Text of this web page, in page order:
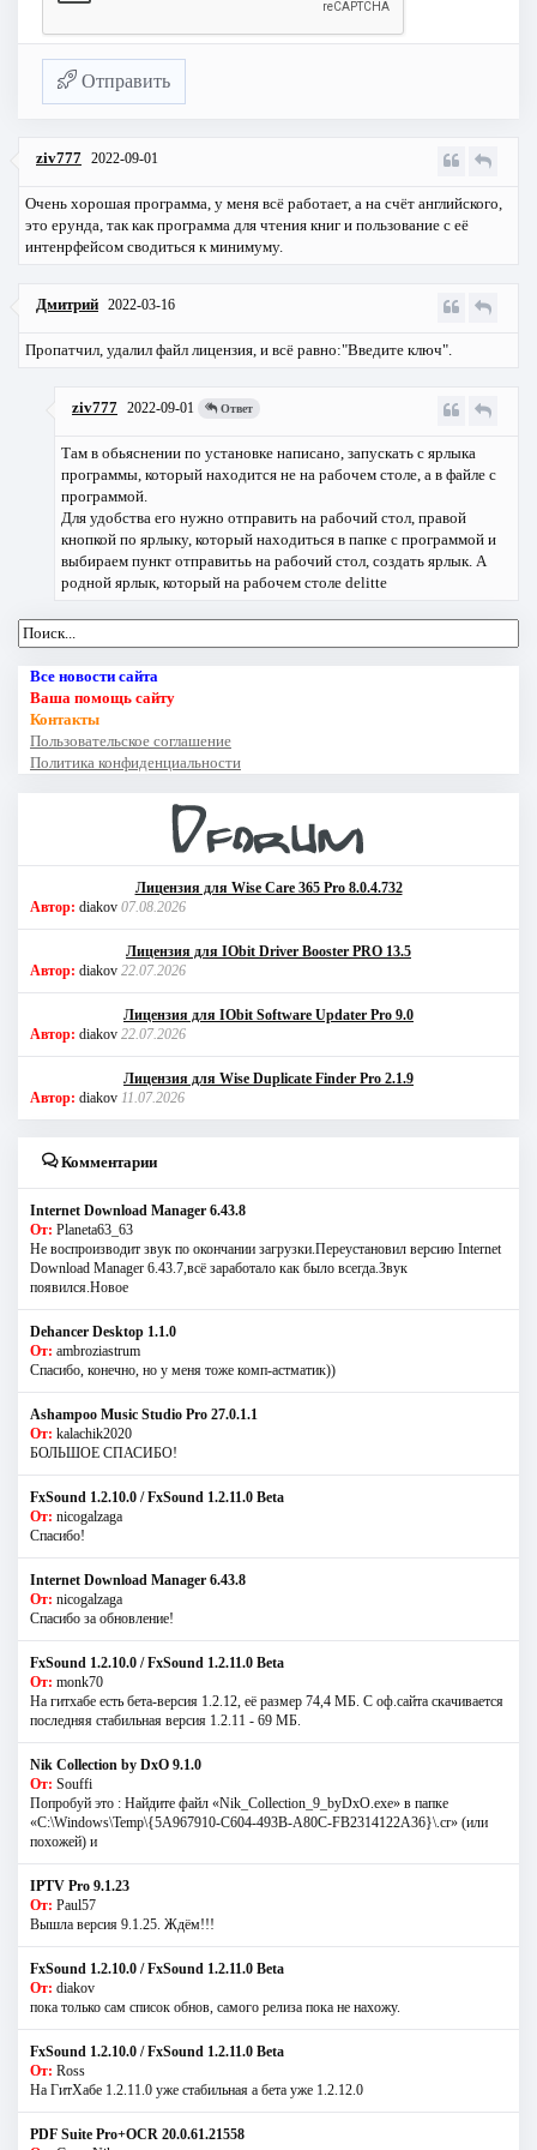
Отправить
ziv777 2022-09-01
Очень хорошая программа, у меня всё работает, а на счёт английского,
это ерунда, так как программа для чтения книг и пользование с её
интенрфейсом сводиться к минимуму.
Дмитрий 2022-03-16
Пропатчил, удалил файл лицензия, и всё равно:"Введите ключ".
ziv777 2022-09-01 Ответ
Там в обьяснении по установке написано, запускать с ярлыка
программы, который находится не на рабочем столе, а в файле с
программой.
Для удобства его нужно отправить на рабочий стол, правой
кнопкой по ярлыку, который находиться в папке с программой и
выбираем пункт отправитьь на рабочий стол, создать ярлык. А
родной ярлык, который на рабочем столе delitte
Все новости сайта
Ваша помощь сайту
Контакты
Пользовательское соглашение
Политика конфиденциальности
Лицензия для Wise Care 365 Pro 8.0.4.732
Автор: diakov 07.08.2026
Лицензия для IObit Driver Booster PRO 13.5
Автор: diakov 22.07.2026
Лицензия для IObit Software Updater Pro 9.0
Автор: diakov 22.07.2026
Лицензия для Wise Duplicate Finder Pro 2.1.9
Автор: diakov 11.07.2026
Комментарии
Internet Download Manager 6.43.8
От: Planeta63_63
Не воспроизводит звук по окончании загрузки.Переустановил версию Internet
Download Manager 6.43.7,всё заработало как было всегда.Звук
появился.Новое
Dehancer Desktop 1.1.0
От: ambroziastrum
Спасибо, конечно, но у меня тоже комп-астматик))
Ashampoo Music Studio Pro 27.0.1.1
От: kalachik2020
БОЛЬШОЕ СПАСИБО!
FxSound 1.2.10.0 / FxSound 1.2.11.0 Beta
От: nicogalzaga
Спасибо!
Internet Download Manager 6.43.8
От: nicogalzaga
Спасибо за обновление!
FxSound 1.2.10.0 / FxSound 1.2.11.0 Beta
От: monk70
На гитхабе есть бета-версия 1.2.12, её размер 74,4 МБ. С оф.сайта скачивается
последняя стабильная версия 1.2.11 - 69 МБ.
Nik Collection by DxO 9.1.0
От: Souffi
Попробуй это : Найдите файл «Nik_Collection_9_byDxO.exe» в папке
«C:\Windows\Temp\{5A967910-C604-493B-A80C-FB2314122A36}\.cr» (или
похожей) и
IPTV Pro 9.1.23
От: Paul57
Вышла версия 9.1.25. Ждём!!!
FxSound 1.2.10.0 / FxSound 1.2.11.0 Beta
От: diakov
пока только сам список обнов, самого релиза пока не нахожу.
FxSound 1.2.10.0 / FxSound 1.2.11.0 Beta
От: Ross
На ГитХабе 1.2.11.0 уже стабильная а бета уже 1.2.12.0
PDF Suite Pro+OCR 20.0.61.21558